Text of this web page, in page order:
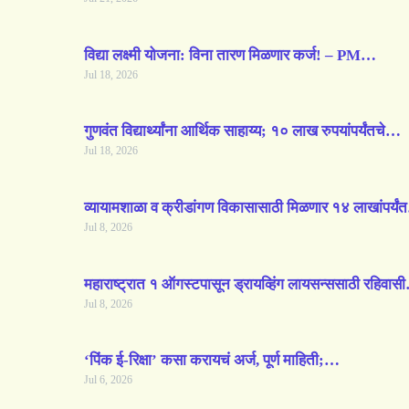
विद्या लक्ष्मी योजना: विना तारण मिळणार कर्ज! – PM…
Jul 18, 2026
गुणवंत विद्यार्थ्यांना आर्थिक साहाय्य; १० लाख रुपयांपर्यंतचे…
Jul 18, 2026
व्यायामशाळा व क्रीडांगण विकासासाठी मिळणार १४
Jul 8, 2026
महाराष्ट्रात १ ऑगस्टपासून ड्रायव्हिंग लायसन्ससाठी
Jul 8, 2026
‘पिंक ई-रिक्षा’ कसा करायचं अर्ज, पूर्ण माहिती;…
Jul 6, 2026